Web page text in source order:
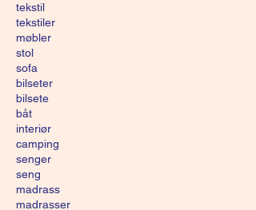
tekstil
tekstiler
møbler
stol
sofa
bilseter
bilsete
båt
interiør
camping
senger
seng
madrass
madrasser